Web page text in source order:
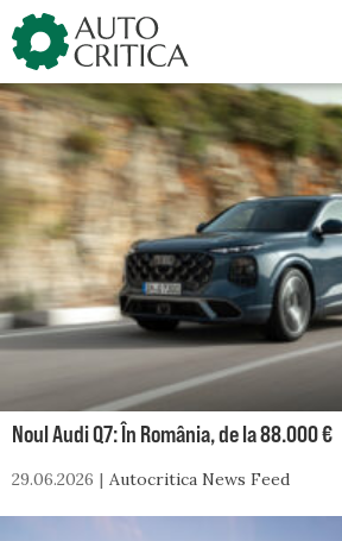
Skip
to
content
Noul Audi Q7: În România, de la 88.000 €
29.06.2026 Autocritica News Feed